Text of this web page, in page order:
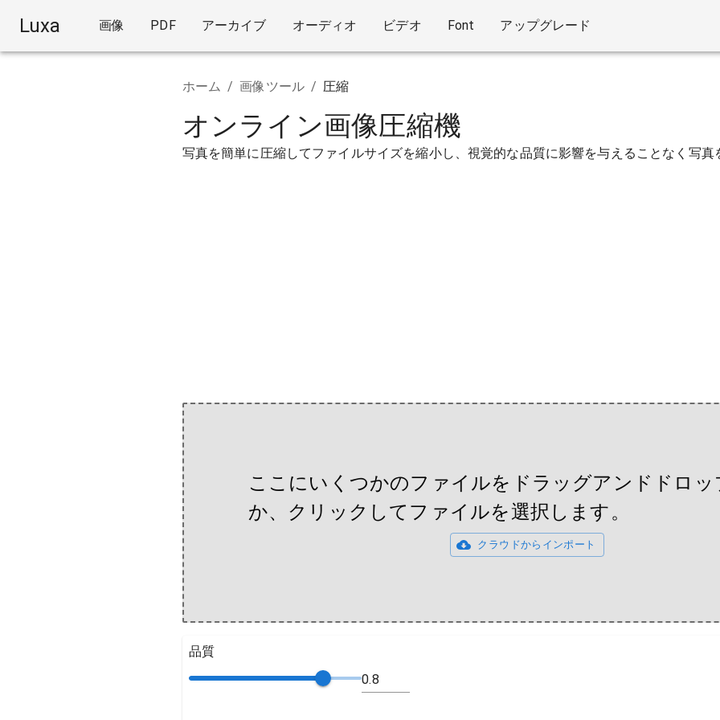
Luxa 画像 PDF アーカイブ オーディオ ビデオ Font アップグレード
ホーム / 画像ツール / 圧縮
オンライン画像圧縮機
写真を簡単に圧縮してファイルサイズを縮小し、視覚的な品質に影響を与えることなく写真
ここにいくつかのファイルをドラッグアンドドロッ
か、クリックしてファイルを選択します。
クラウドからインポート
品質